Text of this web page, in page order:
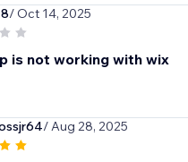
/ Oct 14, 2025
is not working with wix
/ Aug 28, 2025